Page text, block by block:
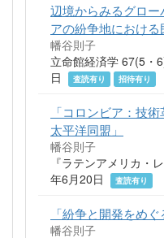
辺境からみるグロ
アの紛争地におけ
幡谷則子
立命館経済学 67(5・
日
査読有り 招待有り
「コロンビア：技
太平洋同盟」
幡谷則子
『ラテンアメリカ・
年6月20日
査読有り
「紛争と開発をめ
幡谷則子